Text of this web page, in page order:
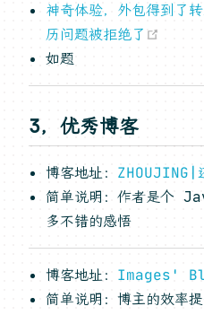
神奇体验，外包得到了
历问题被拒绝了
如题
3，优秀博客
博客地址： ZHOUJING|
简单说明：作者是个
多不错的感悟
博客地址： Images'
简单说明：博主的效率